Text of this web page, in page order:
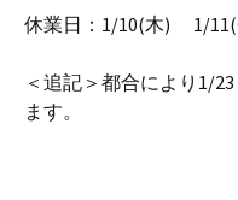
休業日：1/10(木) 1/
＜追記＞都合により1/
ます。